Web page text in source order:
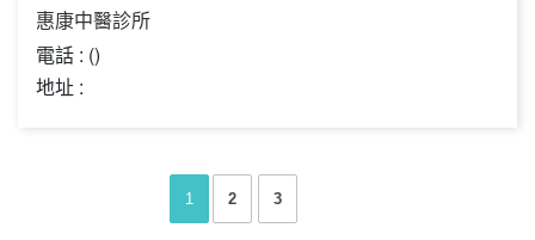
惠康中醫診所
電話 : ()
地址 :
1 2 3